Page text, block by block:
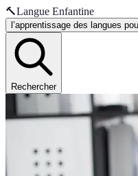
🔨Langue Enfantine
l’apprentissage des langues
Rechercher